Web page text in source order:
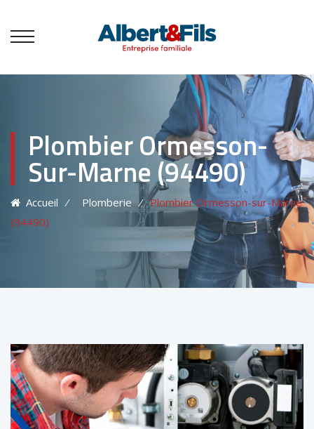
Plombier Ormesson-
Sur-Marne (94490)
Accueil ⁄ Plomberie ⁄ Plombier Ormesson-sur-Marne
(94490)